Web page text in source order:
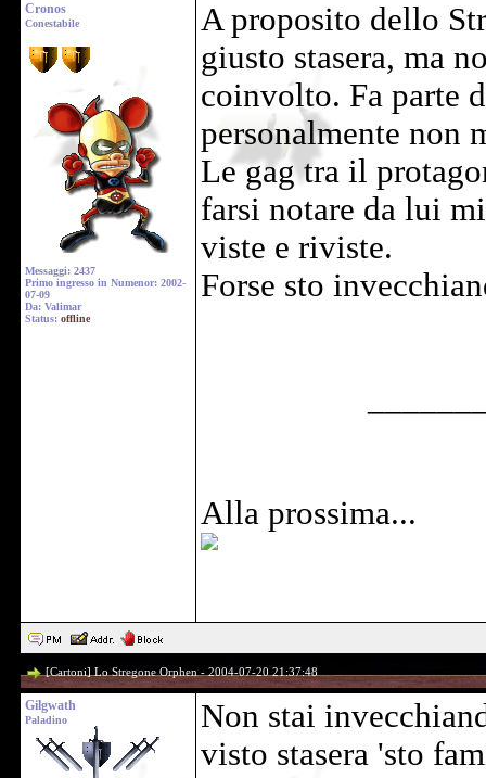
Cronos
Conestabile
Messaggi: 2437
Primo ingresso in Numenor: 2002-
07-09
Da: Valimar
Status: offline
A proposito dello
giusto stasera, ma
coinvolto. Fa parte
personalmente non
Le gag tra il
farsi notare da lui
viste e riviste.
Forse sto
Alla prossima...
[Cartoni] Lo Stregone Orphen - 2004-07-20 21:37:48
Gilgwath
Paladino
Non stai
visto stasera 'sto